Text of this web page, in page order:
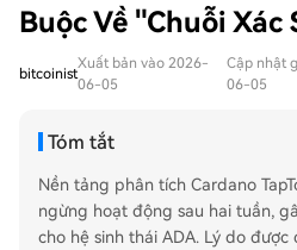
Buộc Về "Chuỗi Xác
bitcoinist
Xuất bản vào 2026-
06-05
Cập nhật
06-05
Tóm tắt
Nền tảng phân tích Cardano
ngừng hoạt động sau hai tuần,
cho hệ sinh thái ADA. Lý do được